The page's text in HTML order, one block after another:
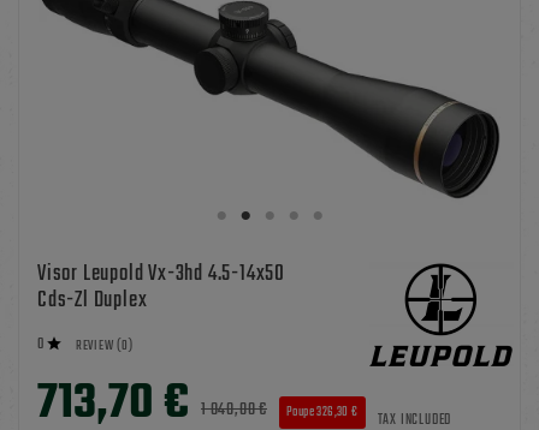
Visor Leupold Vx-3hd 4.5-14x50
Cds-Zl Duplex
0  REVIEW (0)
713,70 € 1 040,00 € Poupe 326,30 € TAX INCLUDED